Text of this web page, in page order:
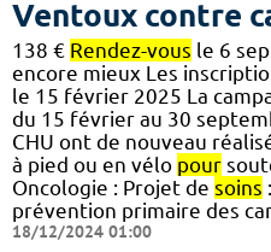
Ventoux contre
138 € Rendez-vous le 6
encore mieux Les
le 15 février 2025 La
du 15 février au 30
CHU ont de nouveau
à pied ou en vélo pour
Oncologie : Projet de soins
prévention primaire des
18/12/2024 01:00